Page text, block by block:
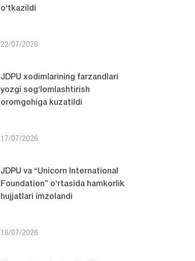
o‘tkazildi
22/07/2026
JDPU xodimlarining farzandlari
yozgi sog‘lomlashtirish
oromgohiga kuzatildi
17/07/2026
JDPU va “Unicorn International
Foundation” o‘rtasida hamkorlik
hujjatlari imzolandi
16/07/2026